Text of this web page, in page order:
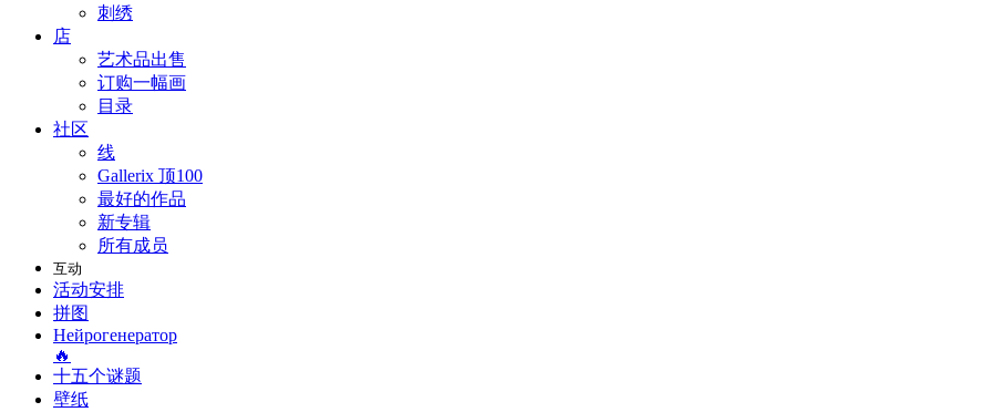
刺绣
店
艺术品出售
订购一幅画
目录
社区
线
Gallerix 顶100
最好的作品
新专辑
所有成员
互动
活动安排
拼图
Нейрогенератор
🔥
十五个谜题
壁纸